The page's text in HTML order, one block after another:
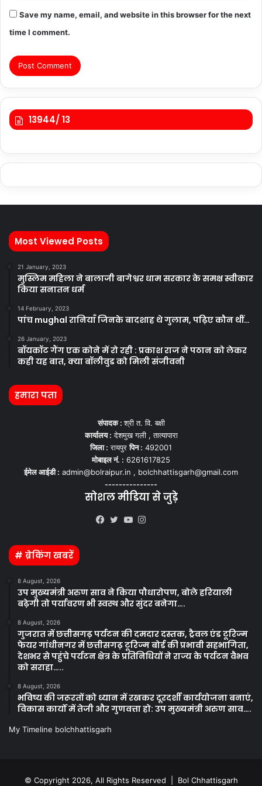
Save my name, email, and website in this browser for the next
time I comment.
13944/ 13
Most Viewed Posts
21 January, 2023
मुस्लिम महिला ने बालाजी बागेश्वर धाम सरकार के समक्ष स्वीकार
किया सनातन धर्म
14 February, 2023
पांच mughal रानियाँ जिनके बादशाह थे गुलाम, पढ़िए कौन थीं…
26 January, 2023
बॉयकॉट गैंग एक कोने में रो रही : प्रकाश राज ने पठान को लेकर
कही यह बात, क्या बॉलीवुड को मिली संजीवनी
हमारा पता
संपादक :श्री त. वि. बक्षी
कार्यालय : देशमुख गली , तात्यापारा
जिला : रायपुरपिन : 492001
मोबाइल नं. : 6261617825
ईमेल आईडी : admin@bolraipur.in , bolchhattisgarh@gmail.com
---------------
सोशल मीडिया से जुड़े
# ब्रेकिंग खबरें
8 August, 2026
उप मुख्यमंत्री अरुण साव ने किया पौधारोपण, बोले हरियाली
बढ़ेगी तो पर्यावरण भी स्वस्थ और सुंदर बनेगा….
8 August, 2026
गुजरात में छत्तीसगढ़ पर्यटन की दमदार दस्तक, ट्रैवल एंड टूरिज्म
फेयर गांधीनगर में छत्तीसगढ़ टूरिज्म बोर्ड की प्रभावी सहभागिता,
देशभर से पहुंचे पर्यटन क्षेत्र के प्रतिनिधियों ने राज्य के पर्यटन वैभव
को सराहा…..
8 August, 2026
भविष्य की जरूरतों को ध्यान में रखकर दूरदर्शी कार्ययोजना बनाएं,
विकास कार्यों में तेजी और गुणवत्ता हो: उप मुख्यमंत्री अरुण साव….
My Timeline bolchhattisgarh
© Copyright 2026, All Rights Reserved | Bol Chhattisgarh